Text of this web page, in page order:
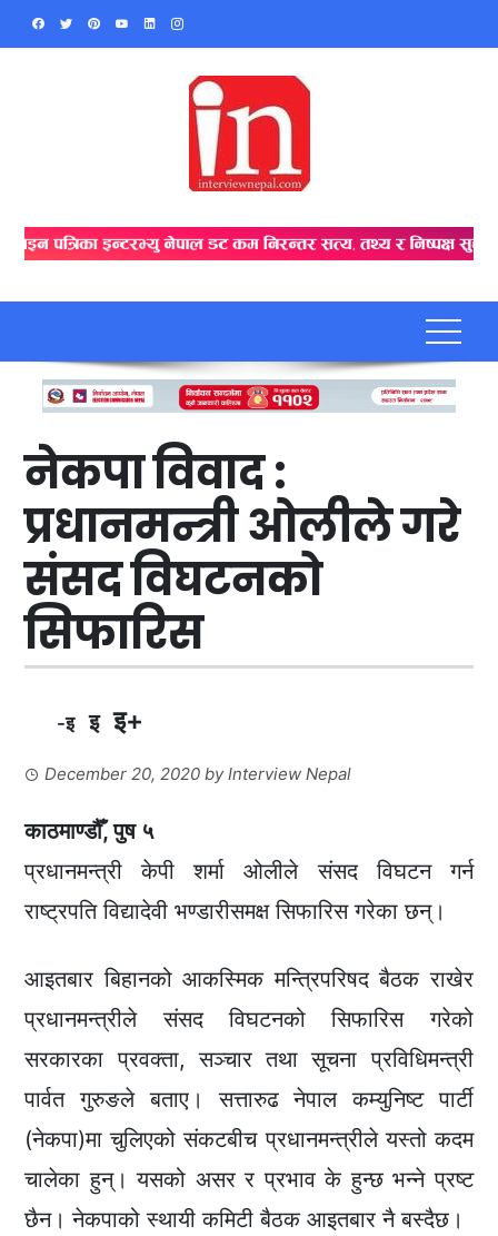
Skip
नेकपा विवाद :
प्रधानमन्त्री ओलीले गरे
संसद विघटनको
सिफारिस
-इ इ इ+
December 20, 2020 byInterview Nepal
काठमाण्डौँ, पुष ५
प्रधानमन्त्री केपी शर्मा ओलीले संसद विघटन गर्न
राष्ट्रपति विद्यादेवी भण्डारीसमक्ष सिफारिस गरेका छन्।
आइतबार बिहानको आकस्मिक मन्त्रिपरिषद बैठक राखेर
प्रधानमन्त्रीले संसद विघटनको सिफारिस गरेको
सरकारका प्रवक्ता, सञ्चार तथा सूचना प्रविधिमन्त्री
पार्वत गुरुङले बताए। सत्तारुढ नेपाल कम्युनिष्ट पार्टी
(नेकपा)मा चुलिएको संकटबीच प्रधानमन्त्रीले यस्तो कदम
चालेका हुन्। यसको असर र प्रभाव के हुन्छ भन्ने प्रष्ट
छैन। नेकपाको स्थायी कमिटी बैठक आइतबार नै बस्दैछ।